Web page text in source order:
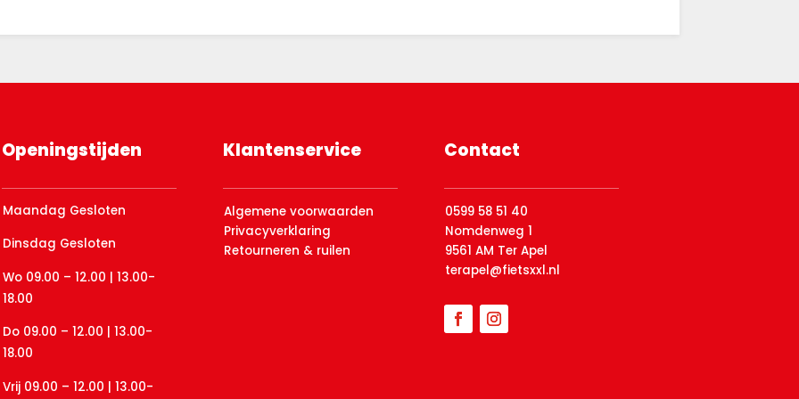
Openingstijden
Maandag Gesloten
Dinsdag Gesloten
Wo 09.00 – 12.00 | 13.00-
18.00
Do 09.00 – 12.00 | 13.00-
18.00
Vrij 09.00 – 12.00 | 13.00-
Klantenservice
Algemene voorwaarden
Privacyverklaring
Retourneren & ruilen
Contact
0599 58 51 40
Nomdenweg 1
9561 AM Ter Apel
terapel@fietsxxl.nl